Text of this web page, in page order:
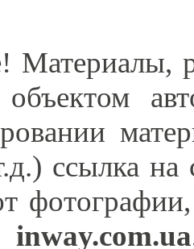
Материалы,
объектом
ссылка на
inway.com.ua